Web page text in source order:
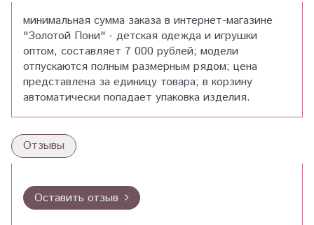
минимальная сумма заказа в интернет-магазине
"Золотой Пони" - детская одежда и игрушки
оптом, составляет 7 000 рублей; модели
отпускаются полным размерным рядом; цена
представлена за единицу товара; в корзину
автоматически попадает упаковка изделия.
Отзывы
Оставить отзыв